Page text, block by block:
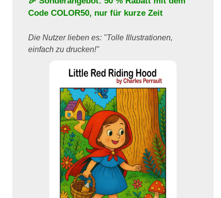
Code COLOR50, nur für kurze Zeit
Die Nutzer lieben es: "Tolle Illustrationen,
einfach zu drucken!"